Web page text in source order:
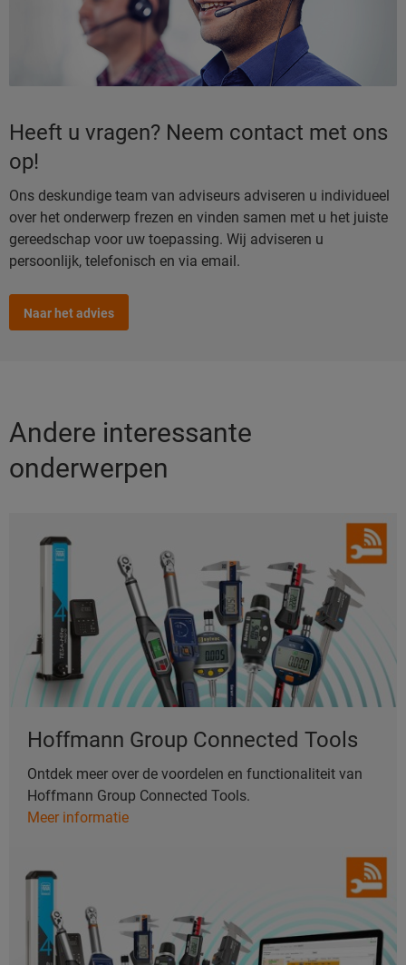
Heeft u vragen? Neem contact met ons
op!
Ons deskundige team van adviseurs adviseren u individueel
over het onderwerp frezen en vinden samen met u het juiste
gereedschap voor uw toepassing. Wij adviseren u
persoonlijk, telefonisch en via email.
Naar het advies
Andere interessante
onderwerpen
Hoffmann Group Connected Tools
Ontdek meer over de voordelen en functionaliteit van
Hoffmann Group Connected Tools.
Meer informatie